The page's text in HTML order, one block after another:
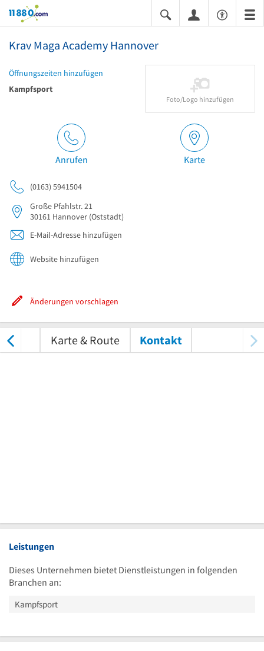
11880.com
Krav Maga Academy Hannover
Öffnungszeiten hinzufügen
Kampfsport
Foto/Logo hinzufügen
Anrufen Karte
(0163) 5941504
Große Pfahlstr. 21
30161 Hannover (Oststadt)
E-Mail-Adresse hinzufügen
Website hinzufügen
Änderungen vorschlagen
Karte & Route Kontakt
Leistungen
Dieses Unternehmen bietet Dienstleistungen in folgenden
Branchen an:
Kampfsport